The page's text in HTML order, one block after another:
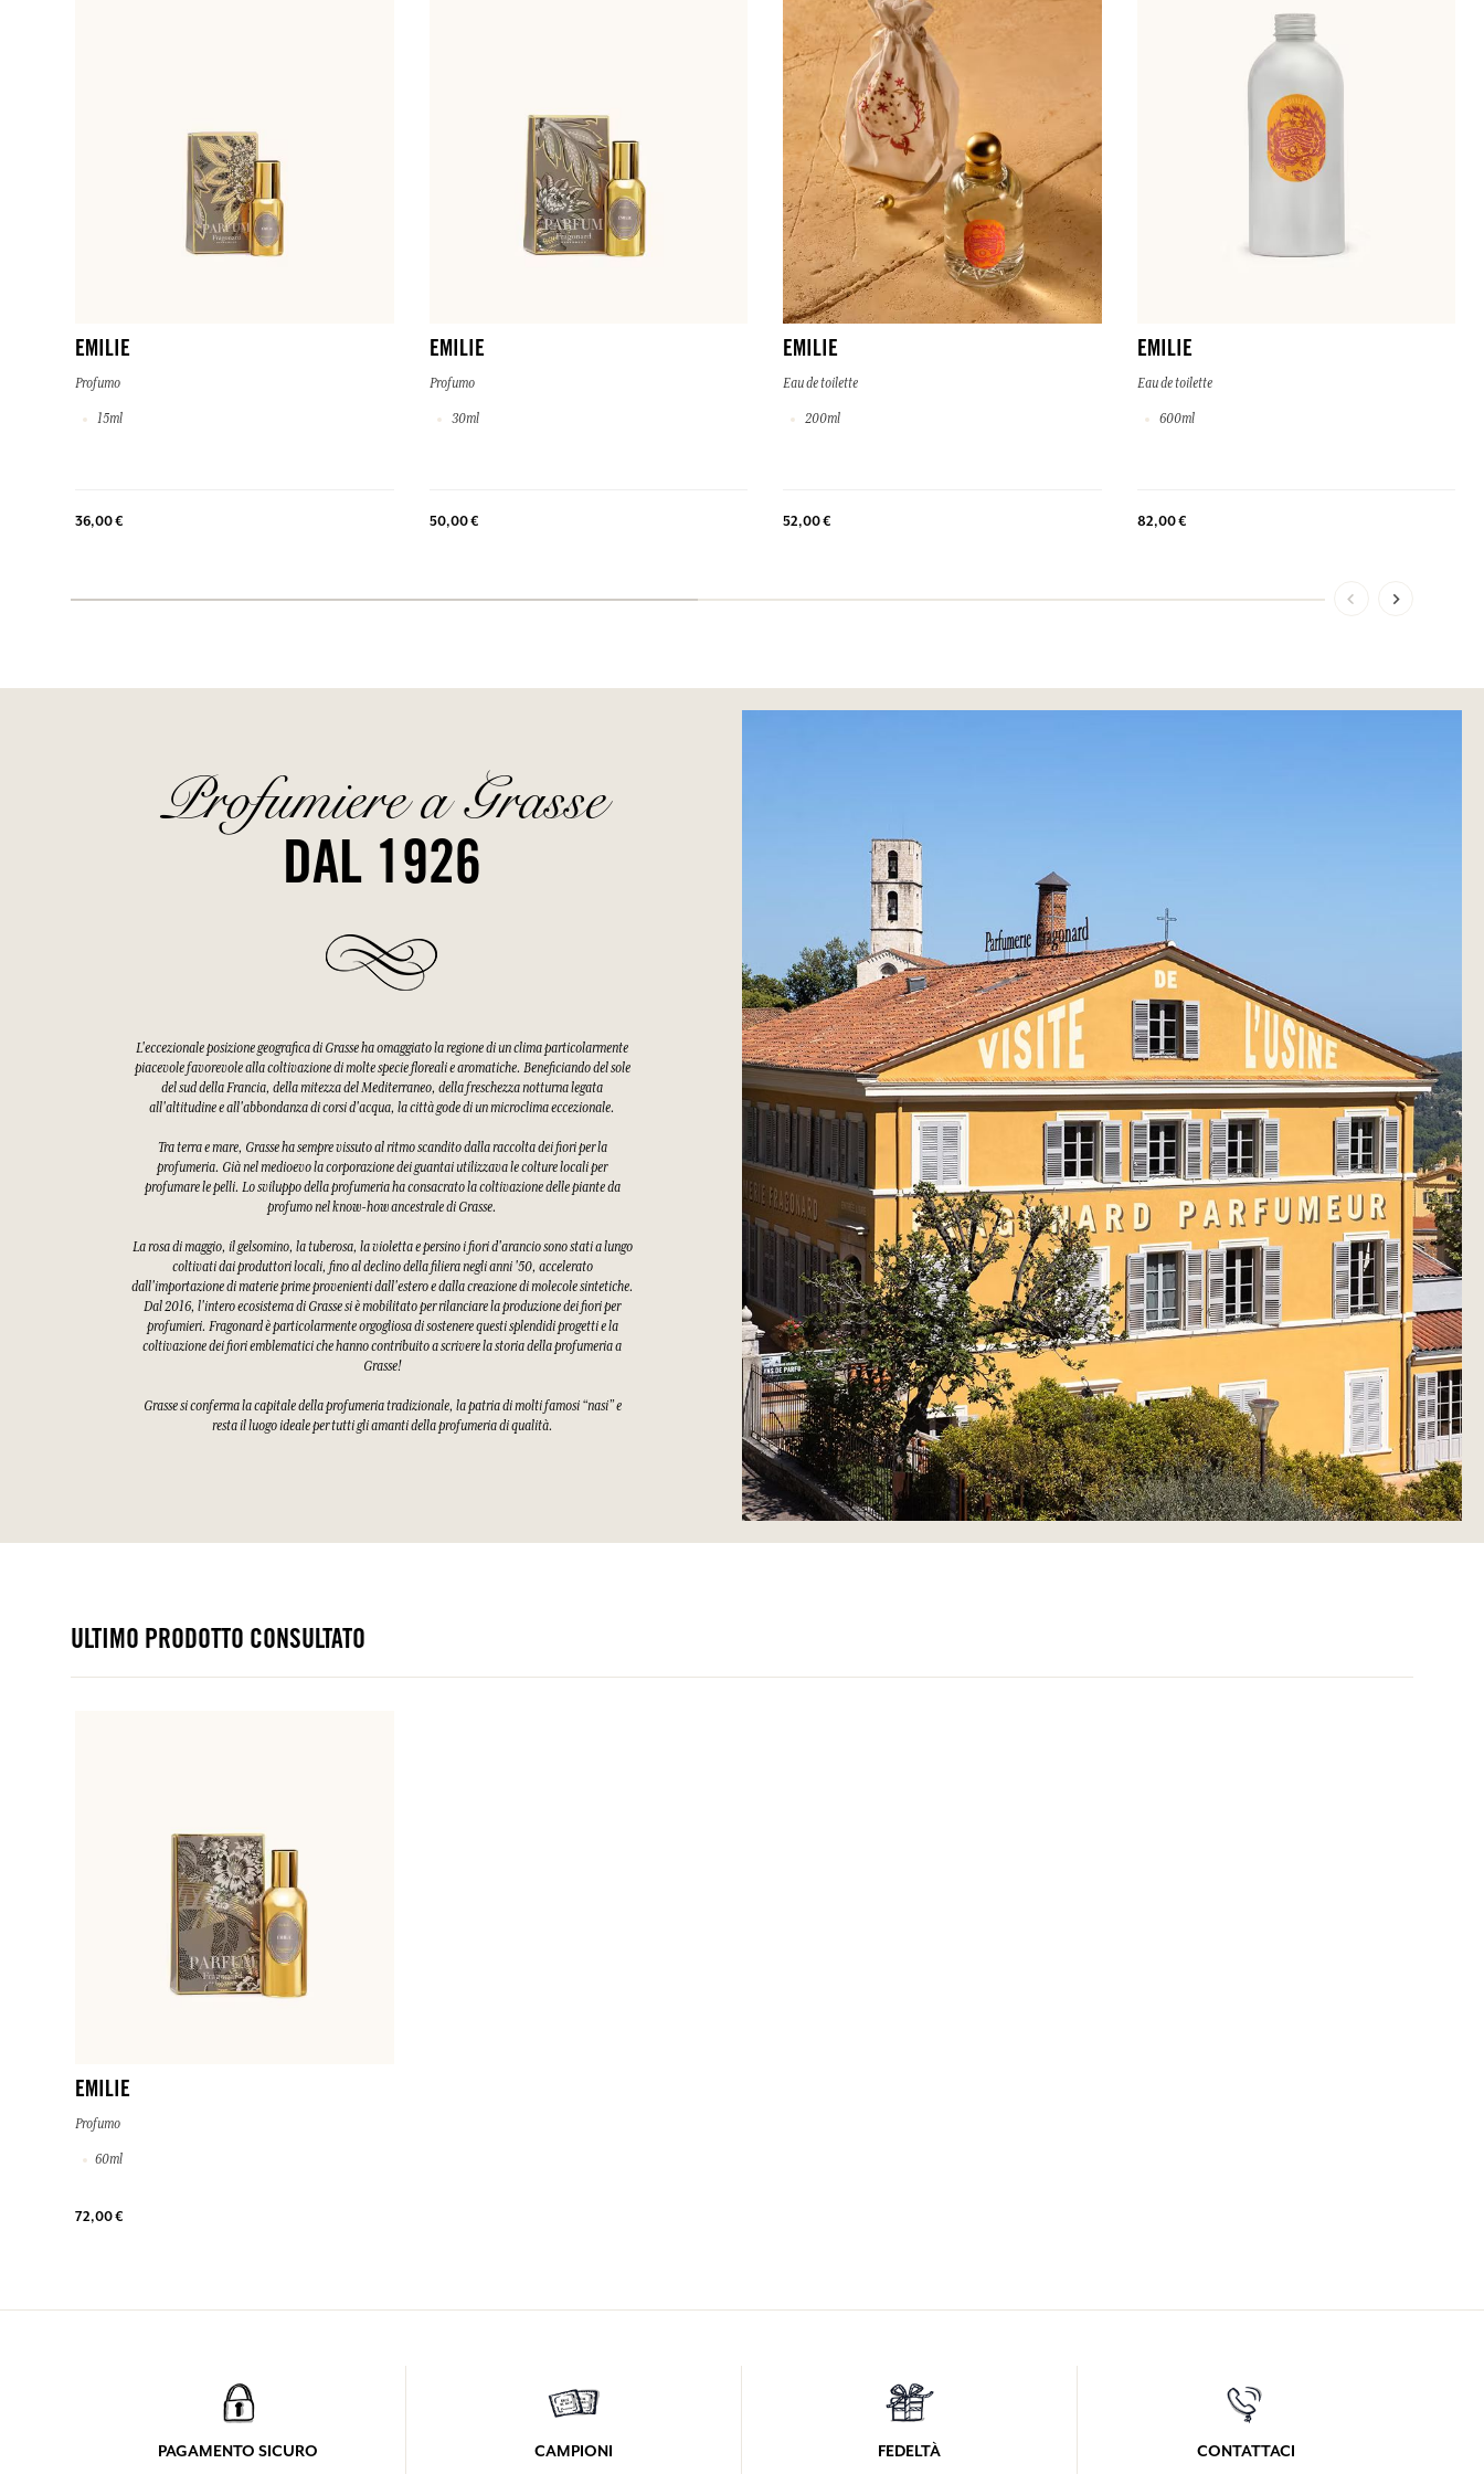
EMILIE
Profumo
15ml
36,00 €
EMILIE
Profumo
30ml
50,00 €
EMILIE
Eau de toilette
200ml
52,00 €
EMILIE
Eau de toilette
600ml
82,00 €
Profumiere a Grasse
DAL 1926
L'eccezionale posizione geografica di Grasse ha omaggiato la regione di un clima particolarmente
piacevole favorevole alla coltivazione di molte specie floreali e aromatiche. Beneficiando del sole
del sud della Francia, della mitezza del Mediterraneo, della freschezza notturna legata
all'altitudine e all'abbondanza di corsi d'acqua, la città gode di un microclima eccezionale.
Tra terra e mare, Grasse ha sempre vissuto al ritmo scandito dalla raccolta dei fiori per la
profumeria. Già nel medioevo la corporazione dei guantai utilizzava le colture locali per
profumare le pelli. Lo sviluppo della profumeria ha consacrato la coltivazione delle piante da
profumo nel know-how ancestrale di Grasse.
La rosa di maggio, il gelsomino, la tuberosa, la violetta e persino i fiori d'arancio sono stati a lungo
coltivati dai produttori locali, fino al declino della filiera negli anni '50, accelerato
dall'importazione di materie prime provenienti dall'estero e dalla creazione di molecole sintetiche.
Dal 2016, l'intero ecosistema di Grasse si è mobilitato per rilanciare la produzione dei fiori per
profumieri. Fragonard è particolarmente orgogliosa di sostenere questi splendidi progetti e la
coltivazione dei fiori emblematici che hanno contribuito a scrivere la storia della profumeria a
Grasse!
Grasse si conferma la capitale della profumeria tradizionale, la patria di molti famosi “nasi” e
resta il luogo ideale per tutti gli amanti della profumeria di qualità.
ULTIMO PRODOTTO CONSULTATO
EMILIE
Profumo
60ml
72,00 €
PAGAMENTO SICURO CAMPIONI FEDELTÀ CONTATTACI